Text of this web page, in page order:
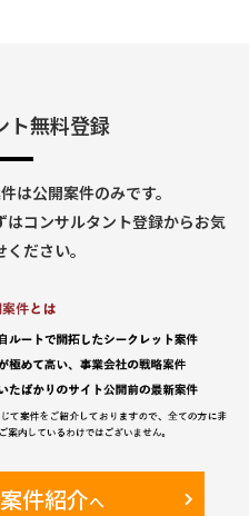
ト無料登録
は公開案件のみです。
はコンサルタント登録からお気
ださい。
案件紹介へ